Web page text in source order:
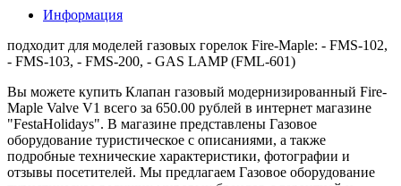
Информация
подходит для моделей газовых горелок Fire-Maple: - FMS-102,
- FMS-103, - FMS-200, - GAS LAMP (FML-601)
Вы можете купить Клапан газовый модернизированный Fire-
Maple Valve V1 всего за 650.00 рублей в интернет магазине
"FestaHolidays". В магазине представлены Газовое
оборудование туристическое с описаниями, а также
подробные технические характеристики, фотографии и
отзывы посетителей. Мы предлагаем Газовое оборудование